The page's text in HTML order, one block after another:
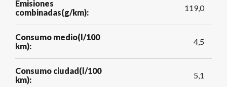
Emisiones
combinadas(g/km):
119,0
Consumo medio(l/100
km):
4,5
Consumo ciudad(l/100
km):
5,1